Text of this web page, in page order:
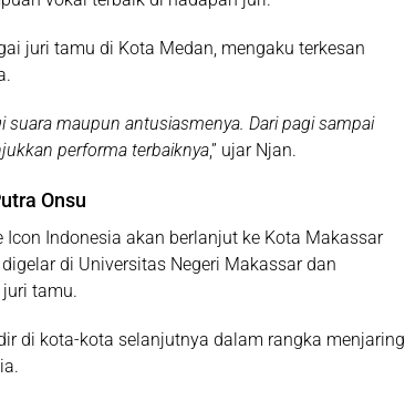
juri tamu di Kota Medan, mengaku terkesan
suara maupun antusiasmenya. Dari pagi sampai
performa terbaiknya,” ujar Njan.
Onsu
Icon Indonesia akan berlanjut ke Kota Makassar
di Universitas Negeri Makassar dan
tamu.
di kota-kota selanjutnya dalam rangka menjaring